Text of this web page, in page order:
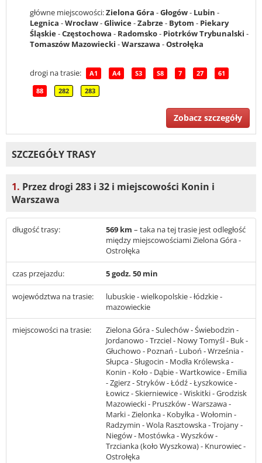
główne miejscowości:Zielona Góra -Głogów- Lubin -
Legnica -Wrocław-Gliwice-Zabrze- Bytom - Piekary
Śląskie-Częstochowa - Radomsko- Piotrków Trybunalski -
Tomaszów Mazowiecki -Warszawa -Ostrołęka
drogi na trasie: A1 A4 S3 S8 7 27 61
88 282 283
Zobacz szczegóły
SZCZEGÓŁY TRASY
1. Przez drogi 283 i 32 i miejscowości Konin i
Warszawa
długość trasy: 569 km – taka na tej trasie jest odległość
między miejscowościami Zielona Góra -
Ostrołęka
czas przejazdu: 5 godz. 50 min
województwa na trasie:
lubuskie - wielkopolskie - łódzkie -
mazowieckie
miejscowości na trasie:
Zielona Góra - Sulechów - Świebodzin -
Jordanowo - Trzciel - Nowy Tomyśl - Buk -
Głuchowo - Poznań - Luboń - Września -
Słupca - Sługocin - Modła Królewska -
Konin - Koło - Dąbie - Wartkowice - Emilia
- Zgierz - Stryków - Łódź - Łyszkowice -
Łowicz - Skierniewice - Wiskitki - Grodzisk
Mazowiecki - Pruszków - Warszawa -
Marki - Zielonka - Kobyłka - Wołomin -
Radzymin - Wola Rasztowska - Trojany -
Niegów - Mostówka - Wyszków -
Trzcianka (koło Wyszkowa) - Knurowiec -
Ostrołęka